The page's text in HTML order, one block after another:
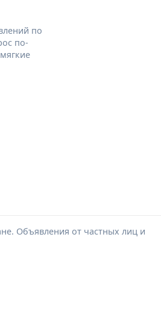
по
по-
Объявления от частных лиц и